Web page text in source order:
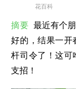
花百科
摘要 最近有个
好的，结果一开
杆司令了！这可
支招！